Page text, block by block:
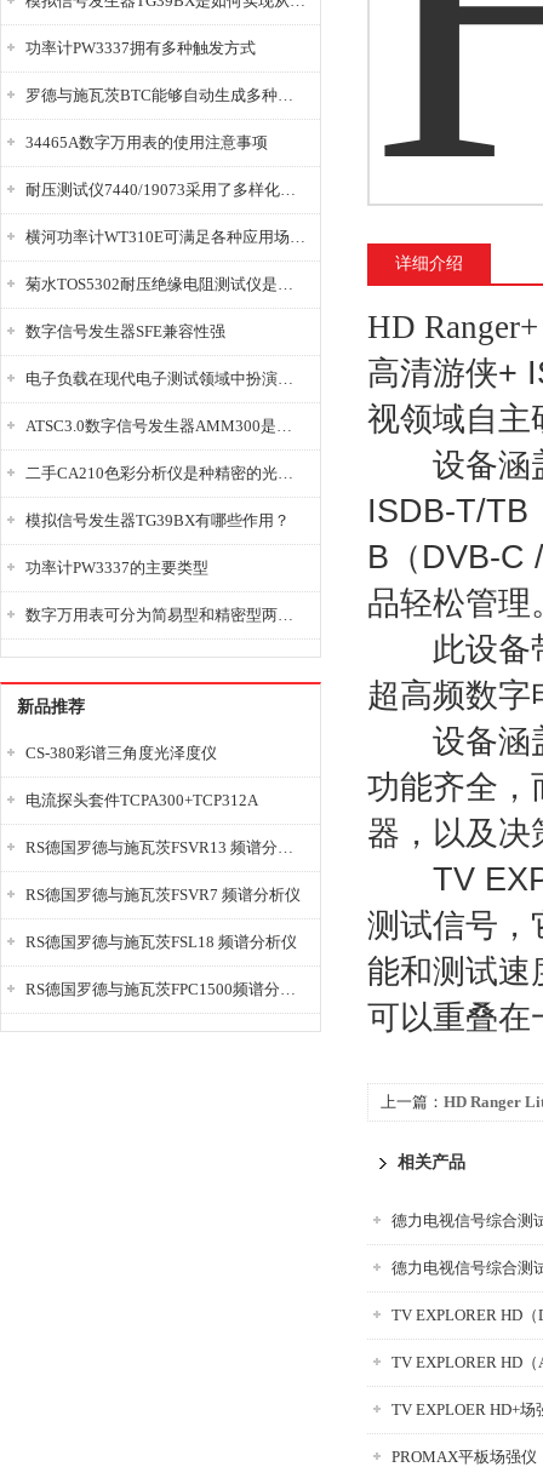
功率计PW3337拥有多种触发方式
罗德与施瓦茨BTC能够自动生成多种音视频信号
34465A数字万用表的使用注意事项
耐压测试仪7440/19073采用了多样化的功能设计
横河功率计WT310E可满足各种应用场景的需求
菊水TOS5302耐压绝缘电阻测试仪是种重要的电气安全检测设备
数字信号发生器SFE兼容性强
电子负载在现代电子测试领域中扮演着重要的角色
ATSC3.0数字信号发生器AMM300是能够产生各种数字信号的电子设备
二手CA210色彩分析仪是种精密的光学测量仪器
模拟信号发生器TG39BX有哪些作用？
功率计PW3337的主要类型
数字万用表可分为简易型和精密型两大类
新品推荐
CS-380彩谱三角度光泽度仪
电流探头套件TCPA300+TCP312A
RS德国罗德与施瓦茨FSVR13 频谱分析仪
RS德国罗德与施瓦茨FSVR7 频谱分析仪
RS德国罗德与施瓦茨FSL18 频谱分析仪
RS德国罗德与施瓦茨FPC1500频谱分析仪
详细介绍
HD
高清游侠+
视领域自主
设备涵盖
ISDB-T/TB
B（DVB-C
品轻松管理
此设备
超高频数字
设备涵盖
功能齐全，
器，以及决
TV
测试信号，
能和测试速
可以重叠在
上一篇： HD Ranger
相关产品
德力电视信号综合测
德力电视信号综合测
TV EXPLORER HD
TV EXPLORER HD
TV EXPLOER HD+场
PROMAX平板场强仪